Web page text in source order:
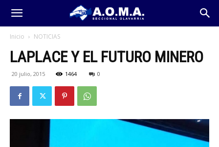
Inicio NOTICIAS
LAPLACE Y EL FUTURO MINERO
20 julio, 2015 1464 0